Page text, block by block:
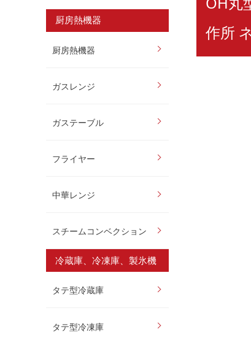
厨房熱機器
厨房熱機器
ガスレンジ
ガステーブル
フライヤー
中華レンジ
スチームコンベクション
冷蔵庫、冷凍庫、製氷機
タテ型冷蔵庫
タテ型冷凍庫
作所